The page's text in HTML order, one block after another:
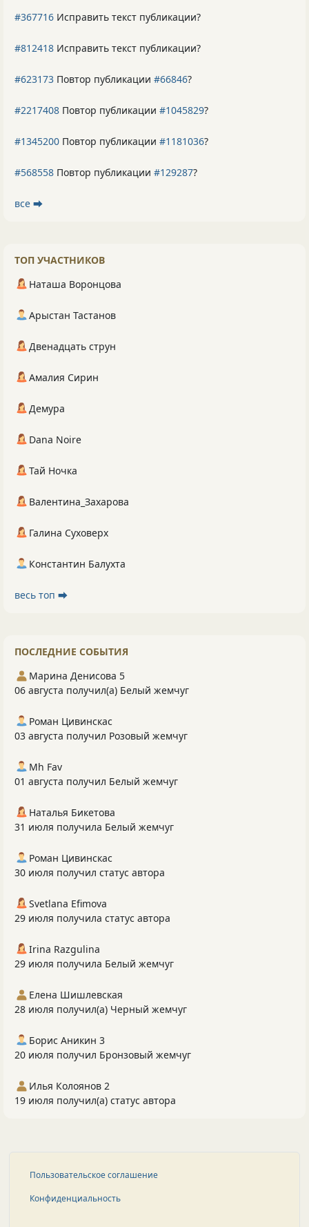
#367716 Исправить текст публикации?
#812418 Исправить текст публикации?
#623173 Повтор публикации #66846?
#2217408 Повтор публикации #1045829?
#1345200 Повтор публикации #1181036?
#568558 Повтор публикации #129287?
все ⮕
ТОП УЧАСТНИКОВ
Наташа Воронцова
Арыстан Тастанов
Двенадцать струн
Амалия Сирин
Демура
Dana Noire
Тай Ночка
Валентина_Захарова
Галина Суховерх
Константин Балухта
весь топ ⮕
ПОСЛЕДНИЕ СОБЫТИЯ
Марина Денисова 5
06 августа получил(а) Белый жемчуг
Роман Цивинскас
03 августа получил Розовый жемчуг
Mh Fav
01 августа получил Белый жемчуг
Наталья Бикетова
31 июля получила Белый жемчуг
Роман Цивинскас
30 июля получил статус автора
Svetlana Efimova
29 июля получила статус автора
Irina Razgulina
29 июля получила Белый жемчуг
Елена Шишлевская
28 июля получил(а) Черный жемчуг
Борис Аникин 3
20 июля получил Бронзовый жемчуг
Илья Колоянов 2
19 июля получил(а) статус автора
Пользовательское соглашение
Конфиденциальность